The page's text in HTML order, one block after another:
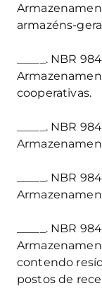
armazéns-
_____. NBR
cooperativas.
_____. NBR
_____. NBR
_____. NBR
contendo
postos de